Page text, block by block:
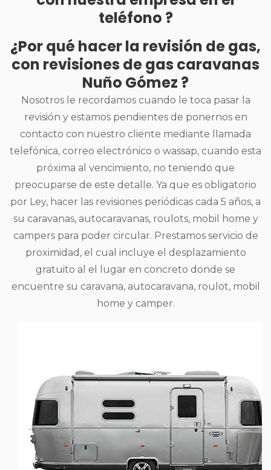
teléfono ?
¿Por qué hacer la revisión de gas,
con revisiones de gas caravanas
Nuño Gómez ?
Nosotros le recordamos cuando le toca pasar la
revisión y estamos pendientes de ponernos en
contacto con nuestro cliente mediante llamada
telefónica, correo electrónico o wassap, cuando esta
próxima al vencimiento, no teniendo que
preocuparse de este detalle. Ya que es obligatorio
por Ley, hacer las revisiones periódicas cada 5 años, a
su caravanas, autocaravanas, roulots, mobil home y
campers para poder circular. Prestamos servicio de
proximidad, el cual incluye el desplazamiento
gratuito al el lugar en concreto donde se
encuentre su caravana, autocaravana, roulot, mobil
home y camper.